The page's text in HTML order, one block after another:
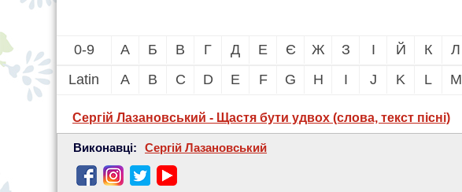
0-9 А Б В Г Д Е Є Ж З І Й К Л
Latin
A B C D E F G H I J K L M
Сергій Лазановський - Щастя бути удвох (слова, текст пісні)
Виконавці: Сергій Лазановський